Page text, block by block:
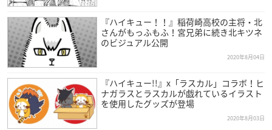
『ハイキュー！！』稲荷崎高校の主将・北
さんがもっふもふ！宮兄弟に続き北キツネ
のビジュアル公開
2020年8月04日
『ハイキュー!!』x「ラスカル」コラボ！ヒ
ナガラスとラスカルが戯れているイラスト
を使用したグッズが登場
2020年8月03日